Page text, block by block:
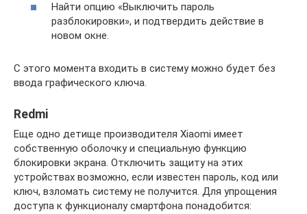
Найти опцию «Выключить пароль
разблокировки», и подтвердить действие в
новом окне.
С этого момента входить в систему можно будет без
ввода графического ключа.
Redmi
Еще одно детище производителя Xiaomi имеет
собственную оболочку и специальную функцию
блокировки экрана. Отключить защиту на этих
устройствах возможно, если известен пароль, код или
ключ, взломать систему не получится. Для упрощения
доступа к функционалу смартфона понадобится: